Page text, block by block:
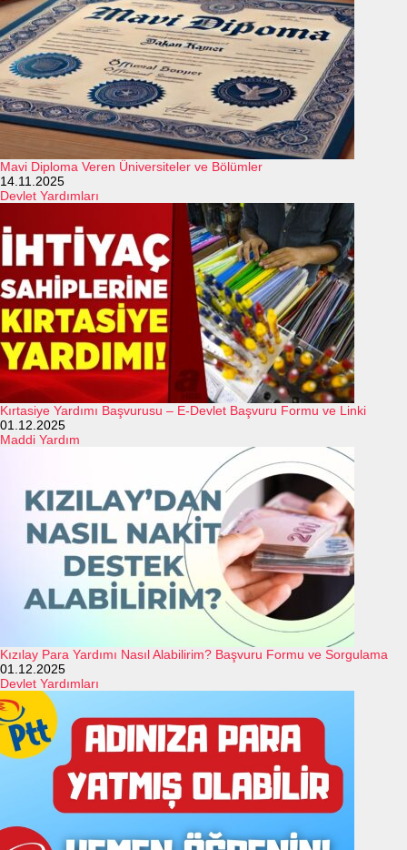
Mavi Diploma Veren Üniversiteler ve Bölümler
14.11.2025
Devlet Yardımları
Kırtasiye Yardımı Başvurusu – E-Devlet Başvuru Formu ve Linki
01.12.2025
Maddi Yardım
Kızılay Para Yardımı Nasıl Alabilirim? Başvuru Formu ve Sorgulama
01.12.2025
Devlet Yardımları